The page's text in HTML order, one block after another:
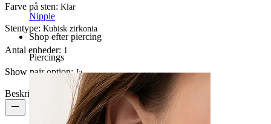
Nipple
Shop efter piercing
Piercings
Farve på sten: Klar
Stentype: Kubisk zirkonia
Antal enheder: 1
Show pair option:Ja
Beskrivelse